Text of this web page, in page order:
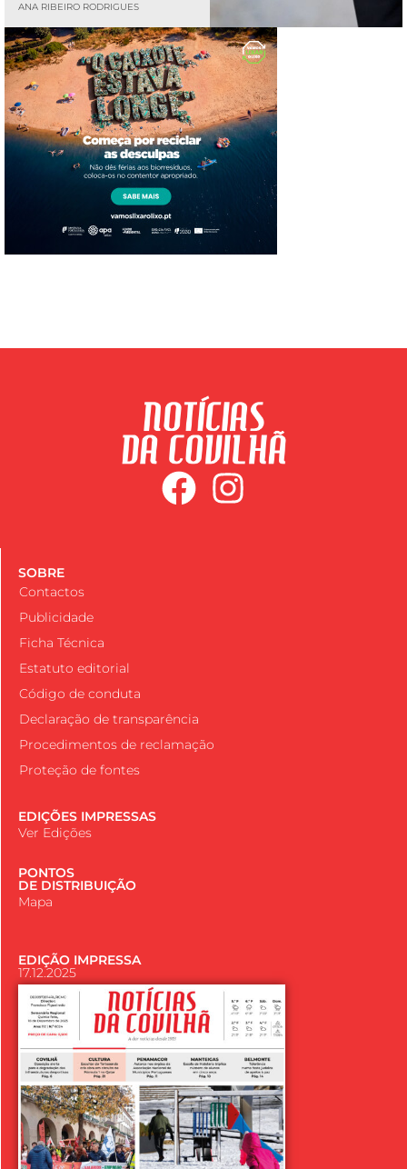
ANA RIBEIRO RODRIGUES
SOBRE
Contactos
Publicidade
Ficha Técnica
Estatuto editorial
Código de conduta
Declaração de transparência
Procedimentos de reclamação
Proteção de fontes
EDIÇÕES IMPRESSAS
Ver Edições
PONTOS
DE DISTRIBUIÇÃO
Mapa
EDIÇÃO IMPRESSA
17.12.2025